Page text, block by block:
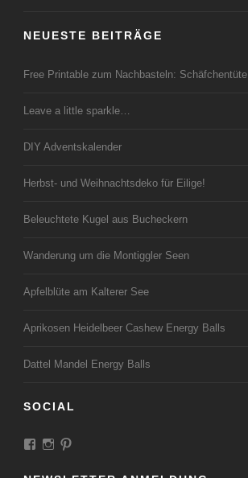
NEUESTE BEITRÄGE
Free Printable zum Nachbasteln: Schäfchentüte
Leave a little sparkle…
DIY Adventskalender
Herbst- und Weihnachtsdeko für Eilige!
Beleuchtete Kugel aus Bucheckern
Wanderung um die Montiggler Seen
Apfelblüte am Kalterer See
Aprikosen Heidelbeer Cashew Energy Balls
Dattel Mandel Energy Balls
SOCIAL
ProfilProfil